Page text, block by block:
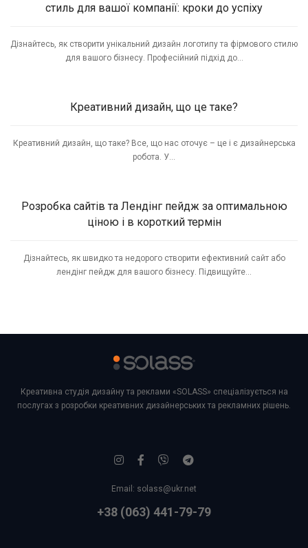
стиль для вашої компанії: кроки до успіху
Дізнайтесь, як створити унікальний дизайн логотипу та фірмового стилю
для вашого бізнесу. Професійний підхід до...
Креативний дизайн, що це таке?
Креативний дизайн, що таке? Все, що нас оточує – це і є дизайнерська
робота. У...
Розробка сайтів та Лендінг пейдж за оптимальною
ціною і в короткий термін
Дізнайтесь, як швидко та недорого створити ефективний сайт або
лендінг пейдж для вашого бізнесу. Підвищуйте...
Креативна студія дизайну та реклами «SOLASS» спеціалізується на
послугах з розробки креативних дизайнерських та рекламних рішень.
Email: solass@ukr.net
+38 (063) 441-79-79